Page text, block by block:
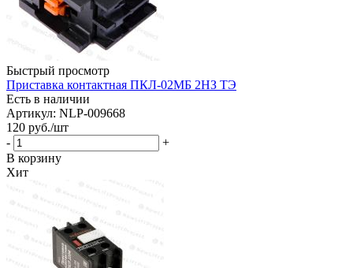
Быстрый просмотр
Приставка контактная ПКЛ-02МБ 2НЗ ТЭ
Есть в наличии
Артикул: NLP-009668
120 руб./шт
-
+
В корзину
Хит